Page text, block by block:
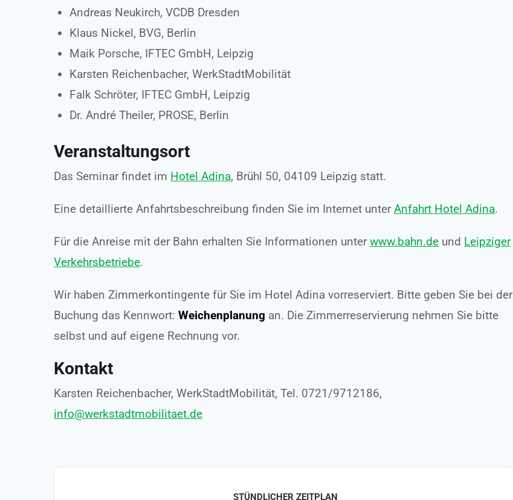
Andreas Neukirch, VCDB Dresden
Klaus Nickel, BVG, Berlin
Maik Porsche, IFTEC GmbH, Leipzig
Karsten Reichenbacher, WerkStadtMobilität
Falk Schröter, IFTEC GmbH, Leipzig
Dr. André Theiler, PROSE, Berlin
Veranstaltungsort
Das Seminar findet im Hotel Adina, Brühl 50, 04109 Leipzig statt.
Eine detaillierte Anfahrtsbeschreibung finden Sie im Internet unter Anfahrt Hotel Adina.
Für die Anreise mit der Bahn erhalten Sie Informationen unter www.bahn.de und Leipziger
Verkehrsbetriebe.
Wir haben Zimmerkontingente für Sie im Hotel Adina vorreserviert. Bitte geben Sie bei der
Buchung das Kennwort: Weichenplanung an. Die Zimmerreservierung nehmen Sie bitte
selbst und auf eigene Rechnung vor.
Kontakt
Karsten Reichenbacher, WerkStadtMobilität, Tel. 0721/9712186,
info@werkstadtmobilitaet.de
STÜNDLICHER ZEITPLAN